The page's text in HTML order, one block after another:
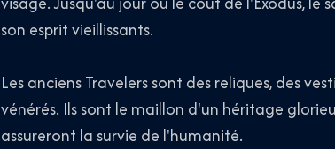
son esprit vieillissants.
Les anciens Travelers sont des reliques, des
vénérés. Ils sont le maillon d'un héritage
assureront la survie de l'humanité.